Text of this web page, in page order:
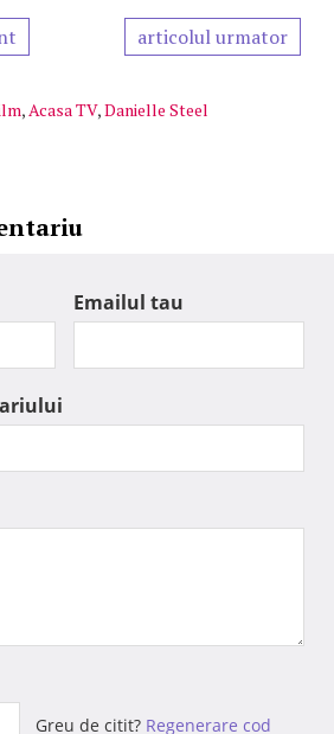
articolul urmator
,Acasa TV,Danielle Steel
Emailul tau
Greu de citit? Regenerare cod